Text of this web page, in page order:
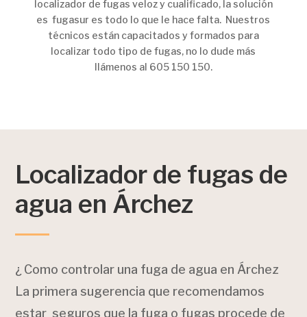
localizador de fugas veloz y cualificado, la solución
es fugasur es todo lo que le hace falta. Nuestros
técnicos están capacitados y formados para
localizar todo tipo de fugas, no lo dude más
llámenos al 605 150 150.
Localizador de fugas de
agua en Árchez
¿ Como controlar una fuga de agua en Árchez
La primera sugerencia que recomendamos
estar seguros que la fuga o fugas procede de